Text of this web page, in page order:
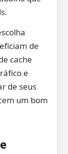
de
cache
e
de seus
um bom